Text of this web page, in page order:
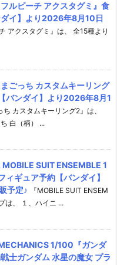
フルピーチ アクスタグミ』食
イ】より2026年8月10日
アクスタグミ』は、 全15種より
まごっち カスタムキーリング
バンダイ】より2026年8月1
ち カスタムキーリング2』は、
白（柄） ...
MOBILE SUIT ENSEMBLE 1
ギュア予約【バンダイ】
予定♪
『MOBILE SUIT ENSEM
は、 １、ハイニ ...
1/100『ガンダ
士ガンダム 水星の魔女 プラ